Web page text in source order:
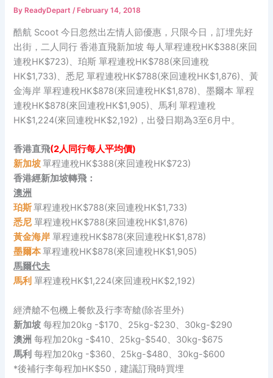
By ReadyDepart/ February 14, 2018
酷航 Scoot 今日忽然出左情人節優惠，只限今日，訂埋先好
出街，二人同行 香港直飛新加坡 每人單程連稅HK$388(來回
連稅HK$723)、珀斯 單程連稅HK$788(來回連稅
HK$1,733)、悉尼 單程連稅HK$788(來回連稅HK$1,876)、黃
金海岸 單程連稅HK$878(來回連稅HK$1,878)、墨爾本 單程
連稅HK$878(來回連稅HK$1,905)、馬利 單程連稅
HK$1,224(來回連稅HK$2,192)，出發日期為3至6月中。
香港直飛(2人同行每人平均價)
新加坡單程連稅HK$388(來回連稅HK$723)
香港經新加坡轉飛：
澳洲
珀斯單程連稅HK$788(來回連稅HK$1,733)
悉尼 單程連稅HK$788(來回連稅HK$1,876)
黃金海岸 單程連稅HK$878(來回連稅HK$1,878)
墨爾本單程連稅HK$878(來回連稅HK$1,905)
馬爾代夫
馬利 單程連稅HK$1,224(來回連稅HK$2,192)
經濟艙不包機上餐飲及行李寄艙(除峇里外)
新加坡 每程加20kg -$170、25kg-$230、30kg-$290
澳洲 每程加20kg -$410、25kg-$540、30kg-$675
馬利 每程加20kg -$360、25kg-$480、30kg-$600
*後補行李每程加HK$50，建議訂飛時買埋